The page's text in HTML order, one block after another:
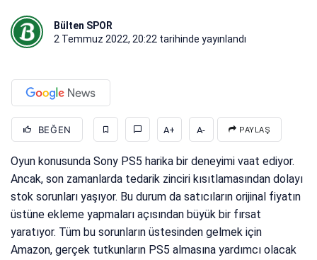
Bülten SPOR
2 Temmuz 2022, 20:22 tarihinde yayınlandı
BEĞEN A+ A- PAYLAŞ
Oyun konusunda Sony PS5 harika bir deneyimi vaat ediyor.
Ancak, son zamanlarda tedarik zinciri kısıtlamasından dolayı
stok sorunları yaşıyor. Bu durum da satıcıların orijinal fiyatın
üstüne ekleme yapmaları açısından büyük bir fırsat
yaratıyor. Tüm bu sorunların üstesinden gelmek için
Amazon, gerçek tutkunların PS5 almasına yardımcı olacak